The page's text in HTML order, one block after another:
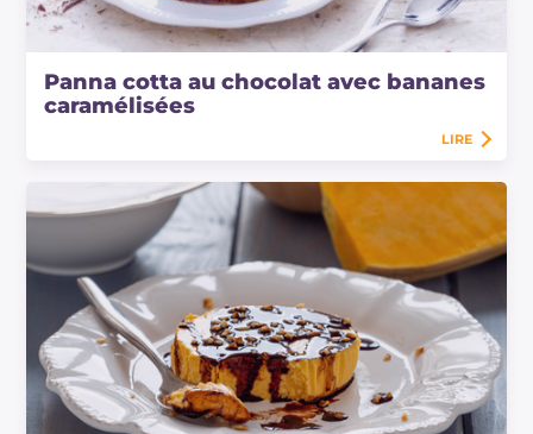
Panna cotta au chocolat avec bananes
caramélisées
LIRE